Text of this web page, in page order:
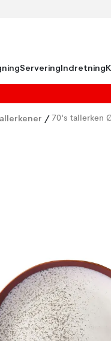
ServeringIndretning
/ 70's tallerken